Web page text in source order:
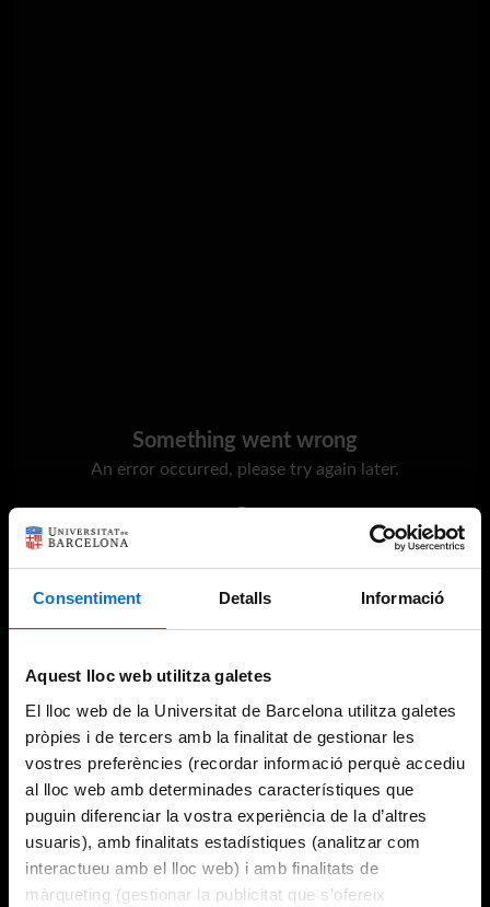
Consentiment Detalls Informació
Aquest lloc web utilitza galetes
El lloc web de la Universitat de Barcelona utilitza galetes
pròpies i de tercers amb la finalitat de gestionar les
vostres preferències (recordar informació perquè accediu
al lloc web amb determinades característiques que
puguin diferenciar la vostra experiència de la d’altres
usuaris), amb finalitats estadístiques (analitzar com
interactueu amb el lloc web) i amb finalitats de
màrqueting (gestionar la publicitat que s’ofereix
Something went wrong
An error occurred, please try again later.
Try again